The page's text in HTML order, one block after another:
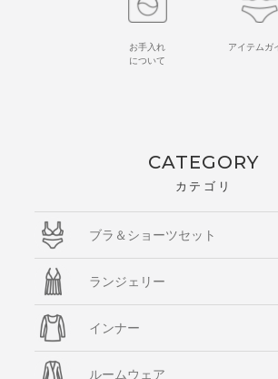
お手入れ
について
アイテムガ
CATEGORY
カテゴリ
ブラ＆ショーツセット
ランジェリー
インナー
ルームウェア